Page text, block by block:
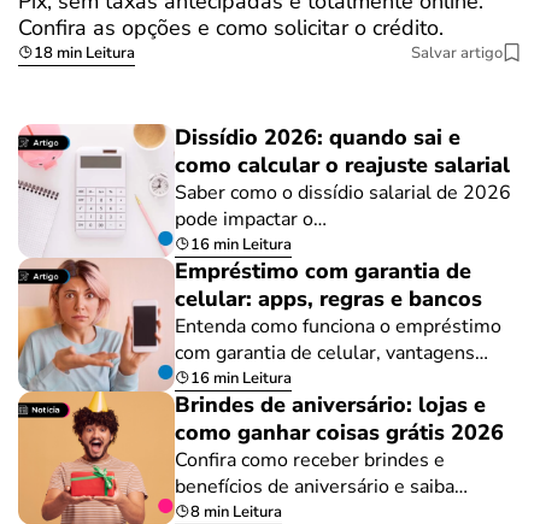
Confira as opções e como solicitar o crédito.
18 min Leitura Salvar artigo
Dissídio 2026: quando sai e
como calcular o reajuste salarial
Saber como o dissídio salarial de 2026
pode impactar o…
16 min Leitura
Empréstimo com garantia de
celular: apps, regras e bancos
Entenda como funciona o empréstimo
com garantia de celular, vantagens…
16 min Leitura
Brindes de aniversário: lojas e
como ganhar coisas grátis 2026
Confira como receber brindes e
benefícios de aniversário e saiba…
8 min Leitura